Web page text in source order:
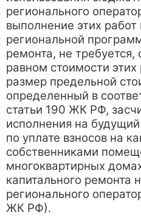
регионального
выполнение этих
региональной
ремонта, не требуется,
равном стоимости
размер предельной
определенный в
статьи 190 ЖК РФ,
исполнения на
по уплате взносов на
собственниками
многоквартирных
капитального ремонта
регионального
ЖК РФ).